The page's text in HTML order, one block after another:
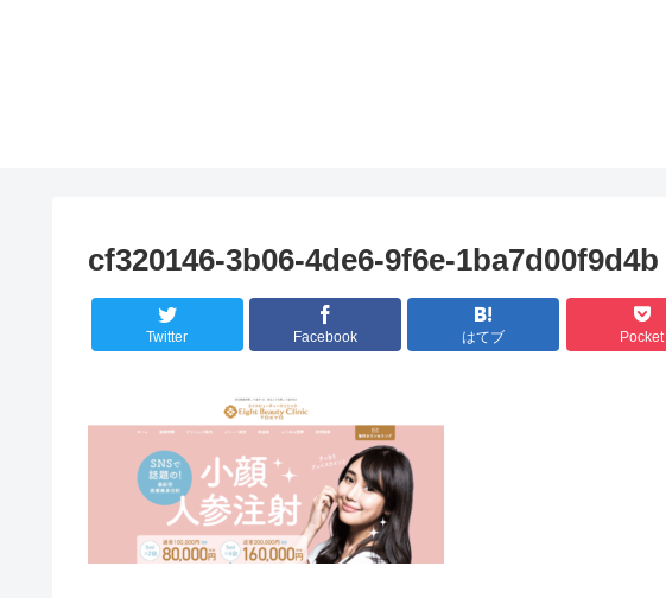
cf320146-3b06-4de6-9f6e-1ba7d00f9d4b
Twitter Facebook はてブ Pocket